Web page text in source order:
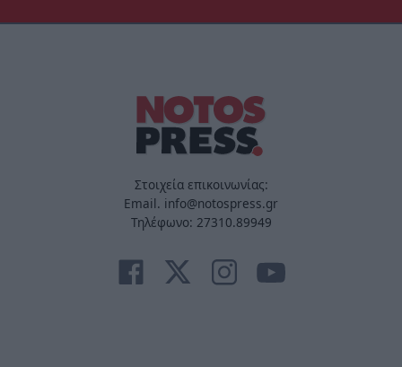
Στοιχεία επικοινωνίας:
Email. info@notospress.gr
Τηλέφωνο: 27310.89949